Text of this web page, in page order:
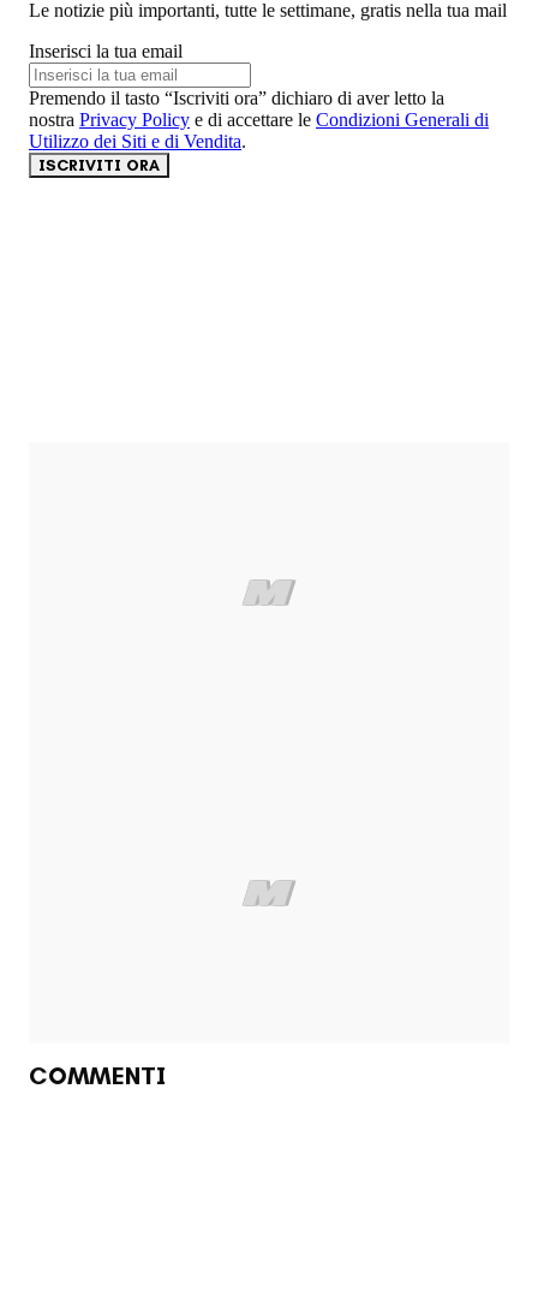
Le notizie più importanti, tutte le settimane, gratis nella tua mail
Inserisci la tua email
Premendo il tasto “Iscriviti ora” dichiaro di aver letto la
nostra Privacy Policy e di accettare le Condizioni Generali di
Utilizzo dei Siti e di Vendita.
ISCRIVITI ORA
COMMENTI